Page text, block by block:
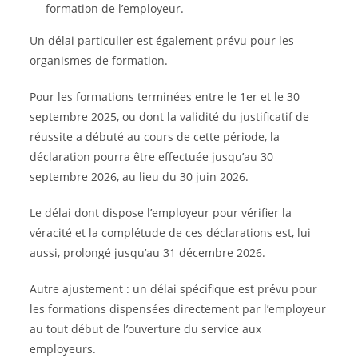
formation de l’employeur.
Un délai particulier est également prévu pour les
organismes de formation.
Pour les formations terminées entre le 1er et le 30
septembre 2025, ou dont la validité du justificatif de
réussite a débuté au cours de cette période, la
déclaration pourra être effectuée jusqu’au 30
septembre 2026, au lieu du 30 juin 2026.
Le délai dont dispose l’employeur pour vérifier la
véracité et la complétude de ces déclarations est, lui
aussi, prolongé jusqu’au 31 décembre 2026.
Autre ajustement : un délai spécifique est prévu pour
les formations dispensées directement par l’employeur
au tout début de l’ouverture du service aux
employeurs.